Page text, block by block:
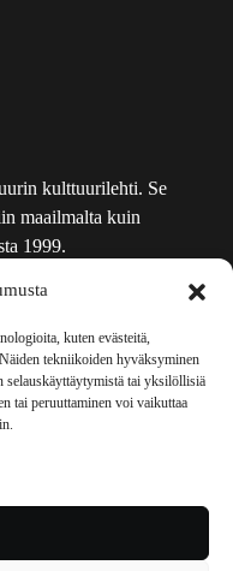
kuten evästeitä,
tekniikoiden hyväksyminen
selauskäyttäytymistä tai yksilöllisiä
tai peruuttaminen voi vaikuttaa
kulttuurilehti. Se
maailmalta kuin
1999.